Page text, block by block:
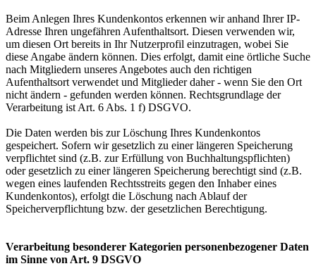
Beim Anlegen Ihres Kundenkontos erkennen wir anhand Ihrer IP-
Adresse Ihren ungefähren Aufenthaltsort. Diesen verwenden wir,
um diesen Ort bereits in Ihr Nutzerprofil einzutragen, wobei Sie
diese Angabe ändern können. Dies erfolgt, damit eine örtliche Suche
nach Mitgliedern unseres Angebotes auch den richtigen
Aufenthaltsort verwendet und Mitglieder daher - wenn Sie den Ort
nicht ändern - gefunden werden können. Rechtsgrundlage der
Verarbeitung ist Art. 6 Abs. 1 f) DSGVO.
Die Daten werden bis zur Löschung Ihres Kundenkontos
gespeichert. Sofern wir gesetzlich zu einer längeren Speicherung
verpflichtet sind (z.B. zur Erfüllung von Buchhaltungspflichten)
oder gesetzlich zu einer längeren Speicherung berechtigt sind (z.B.
wegen eines laufenden Rechtsstreits gegen den Inhaber eines
Kundenkontos), erfolgt die Löschung nach Ablauf der
Speicherverpflichtung bzw. der gesetzlichen Berechtigung.
Verarbeitung besonderer Kategorien personenbezogener Daten
im Sinne von Art. 9 DSGVO